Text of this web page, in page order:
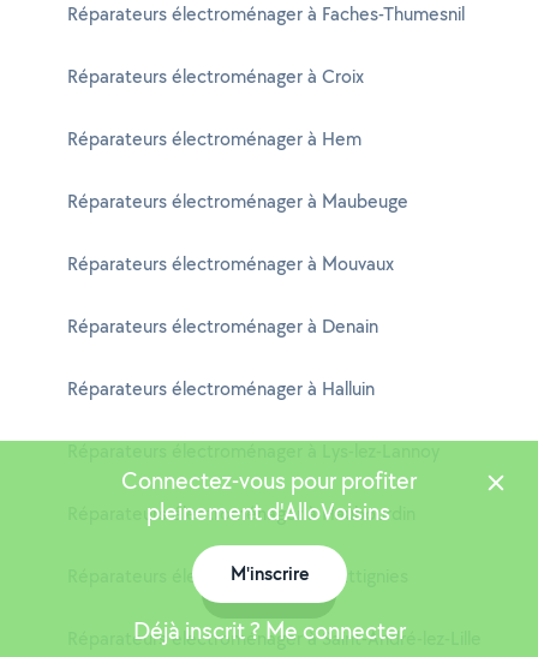
Réparateurs électroménager à Faches-Thumesnil
Réparateurs électroménager à Croix
Réparateurs électroménager à Hem
Réparateurs électroménager à Maubeuge
Réparateurs électroménager à Mouvaux
Réparateurs électroménager à Denain
Réparateurs électroménager à Halluin
Réparateurs électroménager à Haubourdin
Réparateurs électroménager à Wattignies
Réparateurs électroménager à Saint-André-lez-Lille
Connectez-vous pour profiter
pleinement d'AlloVoisins
M'inscrire
Déjà inscrit ? Me connecter